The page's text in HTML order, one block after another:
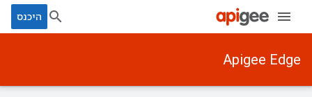
היכנס
Apigee Edge